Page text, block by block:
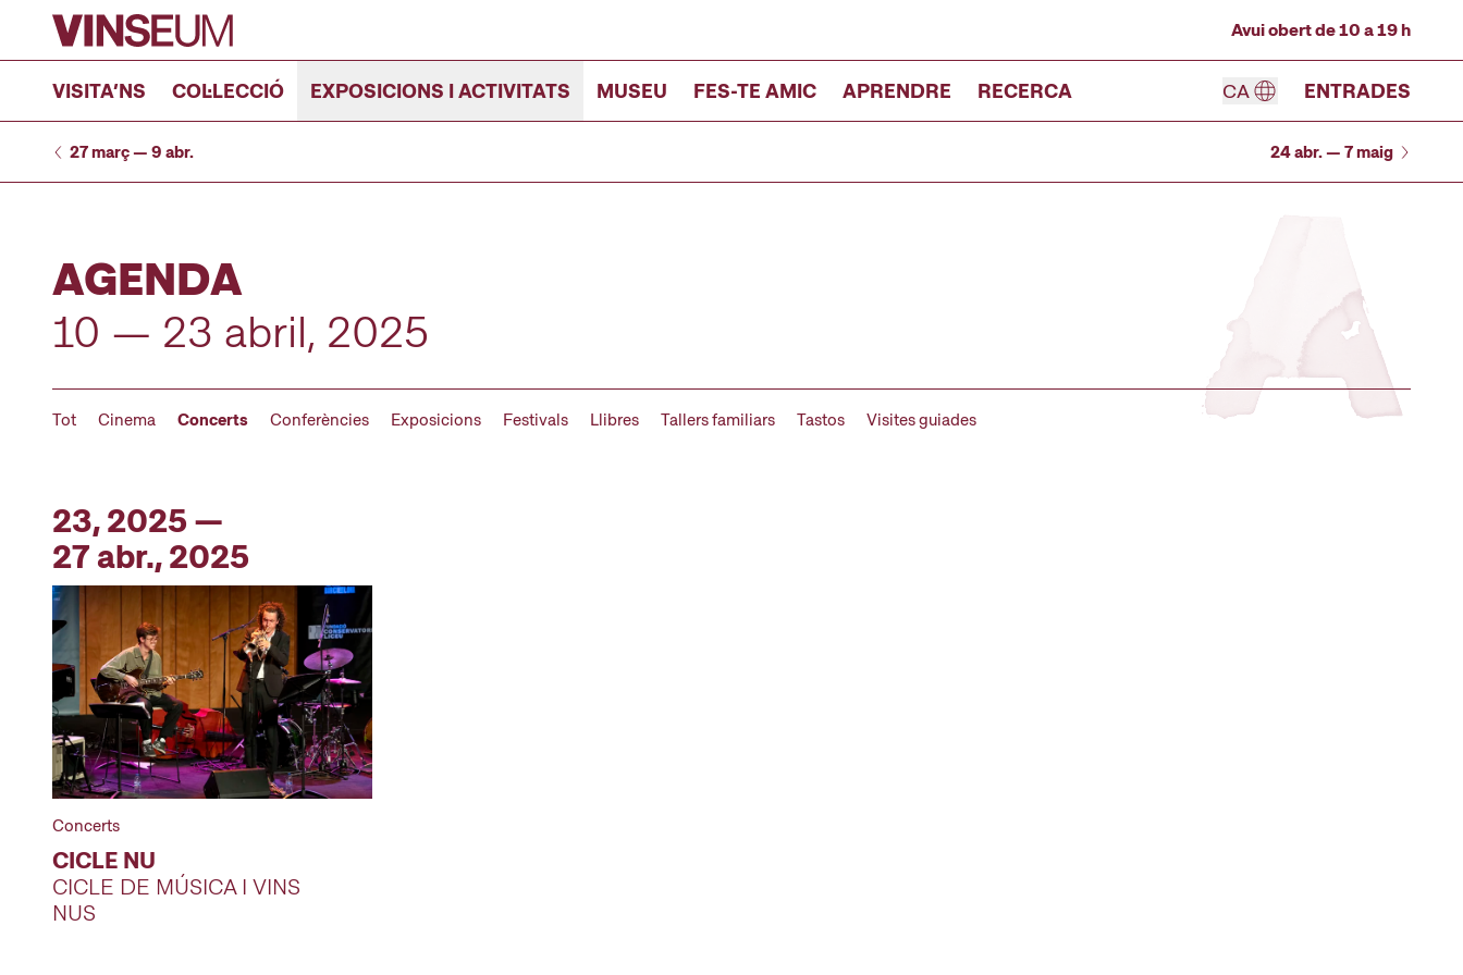
Anar al contingut
Avui obert de 10 a 19 h
VISITA’NS COL·LECCIÓ EXPOSICIONS I ACTIVITATS MUSEU FES-TE AMIC APRENDRE RECERCA CA ENTRADES
27 març — 9 abr. 24 abr. — 7 maig
AGENDA
10 — 23 abril, 2025
Tot Cinema Concerts Conferències Exposicions Festivals Llibres Tallers familiars Tastos Visites guiades
23, 2025 —
27 abr., 2025
Concerts
CICLE NU
CICLE DE MÚSICA I VINS
NUS